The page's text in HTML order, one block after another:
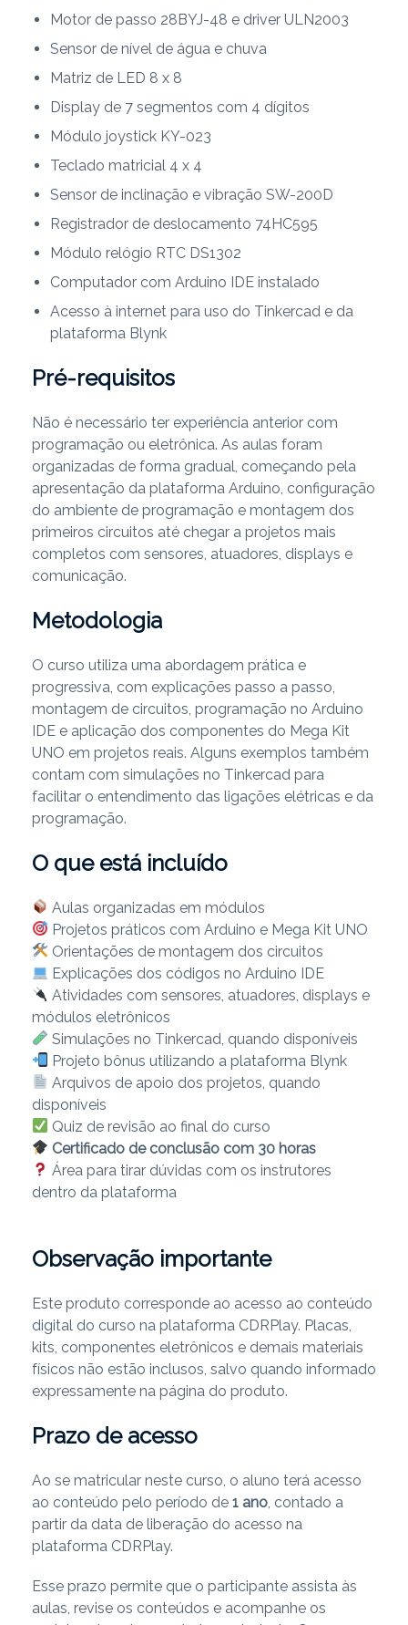
Motor de passo 28BYJ-48 e driver ULN2003
Sensor de nível de água e chuva
Matriz de LED 8 x 8
Display de 7 segmentos com 4 dígitos
Módulo joystick KY-023
Teclado matricial 4 x 4
Sensor de inclinação e vibração SW-200D
Registrador de deslocamento 74HC595
Módulo relógio RTC DS1302
Computador com Arduino IDE instalado
Acesso à internet para uso do Tinkercad e da
plataforma Blynk
Pré-requisitos
Não é necessário ter experiência anterior com
programação ou eletrônica. As aulas foram
organizadas de forma gradual, começando pela
apresentação da plataforma Arduino, configuração
do ambiente de programação e montagem dos
primeiros circuitos até chegar a projetos mais
completos com sensores, atuadores, displays e
comunicação.
Metodologia
O curso utiliza uma abordagem prática e
progressiva, com explicações passo a passo,
montagem de circuitos, programação no Arduino
IDE e aplicação dos componentes do Mega Kit
UNO em projetos reais. Alguns exemplos também
contam com simulações no Tinkercad para
facilitar o entendimento das ligações elétricas e da
programação.
O que está incluído
Aulas organizadas em módulos
Projetos práticos com Arduino e Mega Kit UNO
Orientações de montagem dos circuitos
Explicações dos códigos no Arduino IDE
Atividades com sensores, atuadores, displays e
módulos eletrônicos
Simulações no Tinkercad, quando disponíveis
Projeto bônus utilizando a plataforma Blynk
Arquivos de apoio dos projetos, quando
disponíveis
Quiz de revisão ao final do curso
Certificado de conclusão com 30 horas
Área para tirar dúvidas com os instrutores
dentro da plataforma
Observação importante
Este produto corresponde ao acesso ao conteúdo
digital do curso na plataforma CDRPlay. Placas,
kits, componentes eletrônicos e demais materiais
físicos não estão inclusos, salvo quando informado
expressamente na página do produto.
Prazo de acesso
Ao se matricular neste curso, o aluno terá acesso
ao conteúdo pelo período de 1 ano , contado a
partir da data de liberação do acesso na
plataforma CDRPlay.
Esse prazo permite que o participante assista às
aulas, revise os conteúdos e acompanhe os